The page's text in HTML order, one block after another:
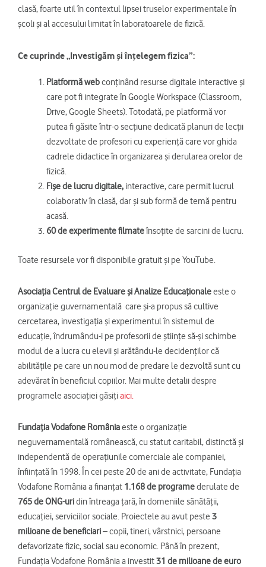
clasă, foarte util în contextul lipsei truselor experimentale în
școli și al accesului limitat în laboratoarele de fizică.
Ce cuprinde „Investigăm și înțelegem fizica”:
Platformă webconținând resurse digitale interactive și
care pot fi integrate în Google Workspace (Classroom,
Drive, Google Sheets). Totodată, pe platformă vor
putea fi găsite într-o secțiune dedicată planuri de lecții
dezvoltate de profesori cu experiență care vor ghida
cadrele didactice în organizarea și derularea orelor de
fizică.
Fișe de lucru digitale, interactive, care permit lucrul
colaborativ în clasă, dar și sub formă de temă pentru
acasă.
60 de experimente filmateînsoțite de sarcini de lucru.
Toate resursele vor fi disponibile gratuit și pe YouTube.
Asociația Centrul de Evaluare și Analize Educaționaleeste o
organizație guvernamentală care și-a propus să cultive
cercetarea, investigația și experimentul în sistemul de
educație, îndrumându-i pe profesorii de științe să-și schimbe
modul de a lucra cu elevii și arătându-le decidenților că
abilitățile pe care un nou mod de predare le dezvoltă sunt cu
adevărat în beneficiul copiilor. Mai multe detalii despre
programele asociației găsițiaici.
Fundaţia Vodafone Româniaeste o organizaţie
neguvernamentală românească, cu statut caritabil, distinctă şi
independentă de operaţiunile comerciale ale companiei,
înfiinţată în 1998. În cei peste 20 de ani de activitate, Fundaţia
Vodafone România a finanţat 1.168 de programederulate de
765 de ONG-uridin întreaga țară, în domeniile sănătăţii,
educaţiei, serviciilor sociale. Proiectele au avut peste 3
milioane de beneficiari– copii, tineri, vârstnici, persoane
defavorizate fizic, social sau economic. Până în prezent,
Fundaţia Vodafone România a investit31 de milioane de euro